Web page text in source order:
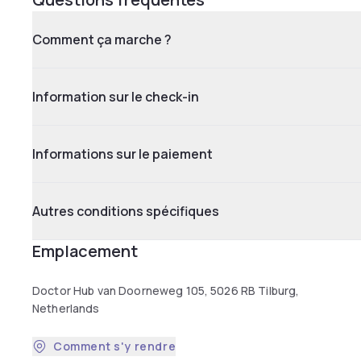
Comment ça marche ?
Information sur le check-in
Informations sur le paiement
Autres conditions spécifiques
Emplacement
Doctor Hub van Doorneweg 105, 5026 RB Tilburg,
Netherlands
Comment s'y rendre